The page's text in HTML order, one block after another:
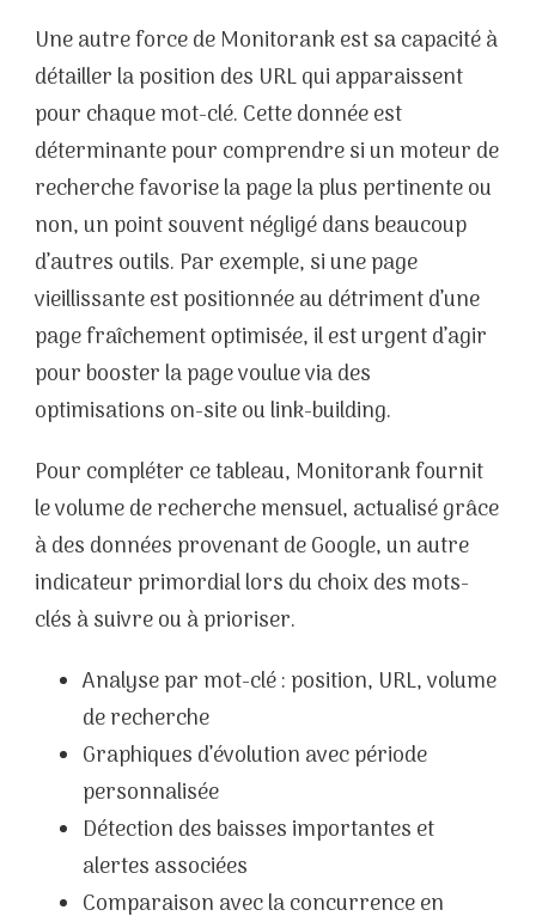
Une autre force de Monitorank est sa capacité à
détailler la position des URL qui apparaissent
pour chaque mot-clé. Cette donnée est
déterminante pour comprendre si un moteur de
recherche favorise la page la plus pertinente ou
non, un point souvent négligé dans beaucoup
d’autres outils. Par exemple, si une page
vieillissante est positionnée au détriment d’une
page fraîchement optimisée, il est urgent d’agir
pour booster la page voulue via des
optimisations on-site ou link-building.
Pour compléter ce tableau, Monitorank fournit
le volume de recherche mensuel, actualisé grâce
à des données provenant de Google, un autre
indicateur primordial lors du choix des mots-
clés à suivre ou à prioriser.
Analyse par mot-clé : position, URL, volume
de recherche
Graphiques d’évolution avec période
personnalisée
Détection des baisses importantes et
alertes associées
Comparaison avec la concurrence en